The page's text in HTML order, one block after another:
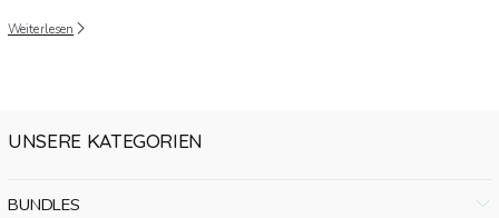
Weiterlesen
UNSERE KATEGORIEN
BUNDLES